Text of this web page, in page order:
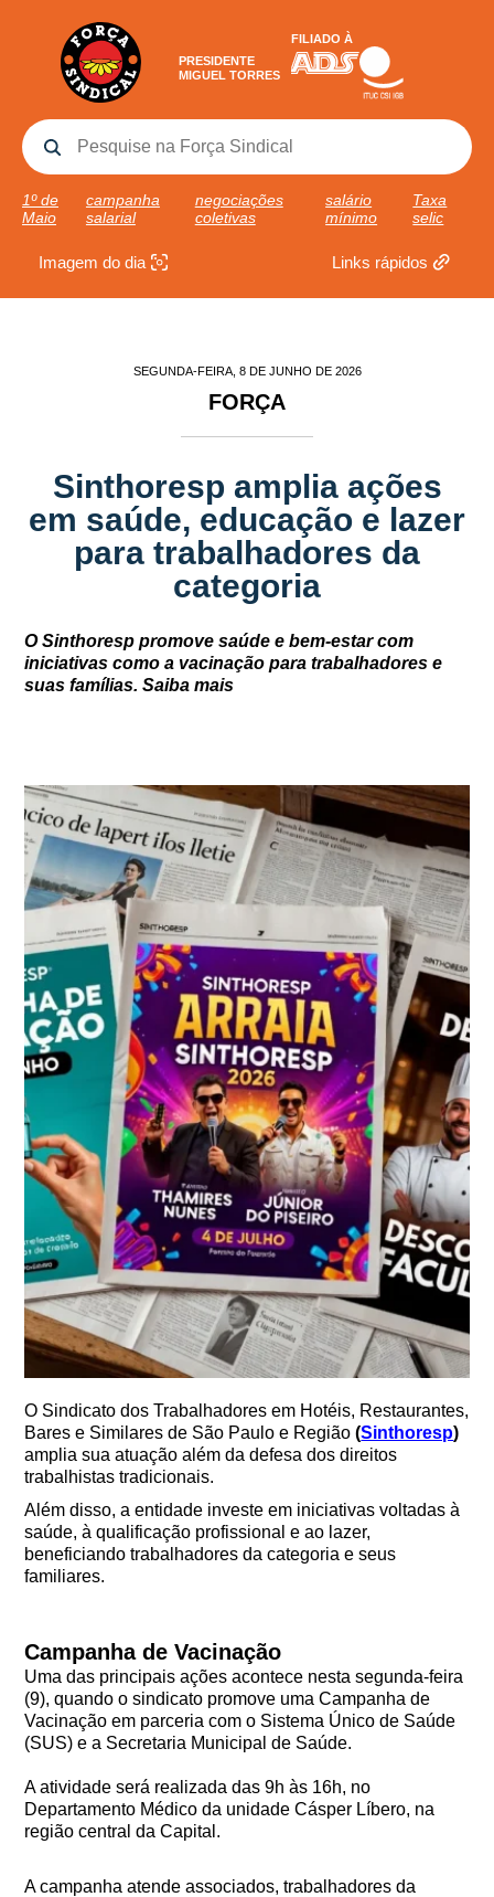
PRESIDENTE
MIGUEL TORRES
FILIADO À
1º de
Maio
campanha
salarial
negociações
coletivas
salário
mínimo
Taxa
selic
Imagem do dia Links rápidos
SEGUNDA-FEIRA, 8 DE JUNHO DE 2026
FORÇA
Sinthoresp amplia ações
em saúde, educação e lazer
para trabalhadores da
categoria
O Sinthoresp promove saúde e bem-estar com
iniciativas como a vacinação para trabalhadores e
suas famílias. Saiba mais
O Sindicato dos Trabalhadores em Hotéis, Restaurantes,
Bares e Similares de São Paulo e Região(Sinthoresp)
amplia sua atuação além da defesa dos direitos
trabalhistas tradicionais.
Além disso, a entidade investe em iniciativas voltadas à
saúde, à qualificação profissional e ao lazer,
beneficiando trabalhadores da categoria e seus
familiares.
Campanha de Vacinação
Uma das principais ações acontece nesta segunda-feira
(9), quando o sindicato promove uma Campanha de
Vacinação em parceria com o Sistema Único de Saúde
(SUS) e a Secretaria Municipal de Saúde.
A atividade será realizada das 9h às 16h, no
Departamento Médico da unidade Cásper Líbero, na
região central da Capital.
A campanha atende associados, trabalhadores da